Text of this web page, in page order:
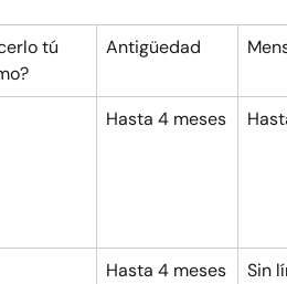
tú
Antigüedad
Hasta 4 meses
Hasta 4 meses Sin